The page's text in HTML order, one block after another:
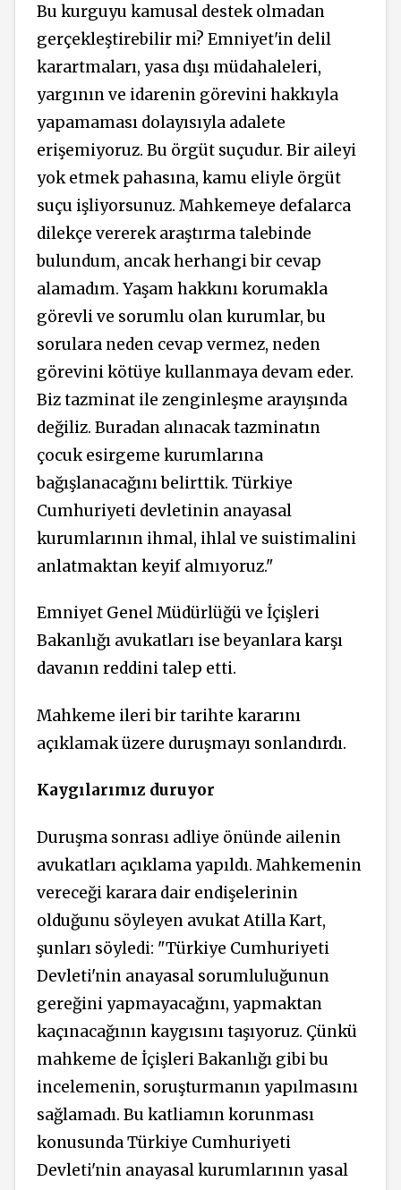
Bu kurguyu kamusal destek olmadan
gerçekleştirebilir mi? Emniyet'in delil
karartmaları, yasa dışı müdahaleleri,
yargının ve idarenin görevini hakkıyla
yapamaması dolayısıyla adalete
erişemiyoruz. Bu örgüt suçudur. Bir aileyi
yok etmek pahasına, kamu eliyle örgüt
suçu işliyorsunuz. Mahkemeye defalarca
dilekçe vererek araştırma talebinde
bulundum, ancak herhangi bir cevap
alamadım. Yaşam hakkını korumakla
görevli ve sorumlu olan kurumlar, bu
sorulara neden cevap vermez, neden
görevini kötüye kullanmaya devam eder.
Biz tazminat ile zenginleşme arayışında
değiliz. Buradan alınacak tazminatın
çocuk esirgeme kurumlarına
bağışlanacağını belirttik. Türkiye
Cumhuriyeti devletinin anayasal
kurumlarının ihmal, ihlal ve suistimalini
anlatmaktan keyif almıyoruz."
Emniyet Genel Müdürlüğü ve İçişleri
Bakanlığı avukatları ise beyanlara karşı
davanın reddini talep etti.
Mahkeme ileri bir tarihte kararını
açıklamak üzere duruşmayı sonlandırdı.
Kaygılarımız duruyor
Duruşma sonrası adliye önünde ailenin
avukatları açıklama yapıldı. Mahkemenin
vereceği karara dair endişelerinin
olduğunu söyleyen avukat Atilla Kart,
şunları söyledi: "Türkiye Cumhuriyeti
Devleti'nin anayasal sorumluluğunun
gereğini yapmayacağını, yapmaktan
kaçınacağının kaygısını taşıyoruz. Çünkü
mahkeme de İçişleri Bakanlığı gibi bu
incelemenin, soruşturmanın yapılmasını
sağlamadı. Bu katliamın korunması
konusunda Türkiye Cumhuriyeti
Devleti'nin anayasal kurumlarının yasal